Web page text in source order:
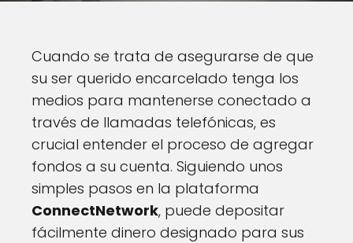
Cuando se trata de asegurarse de que
su ser querido encarcelado tenga los
medios para mantenerse conectado a
través de llamadas telefónicas, es
crucial entender el proceso de agregar
fondos a su cuenta. Siguiendo unos
simples pasos en la plataforma
ConnectNetwork, puede depositar
fácilmente dinero designado para sus